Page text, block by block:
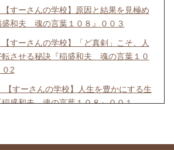
すーさんの学校】原因と結果を見極め
盛和夫 魂の言葉１０８』００３
すーさんの学校】「ど真剣」こそ、人
転させる秘訣『稲盛和夫 魂の言葉１０
０2
【すーさんの学校】人生を豊かにする生
稲盛和夫 魂の言葉１０８』００１